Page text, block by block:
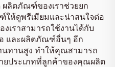
ผลิตภัณฑ์ของเราช่วยยก
ห้ดูพรีเมียมและน่าสนใจต่อ
เราสามารถใช้งานได้กับ
และผลิตภัณฑ์อื่นๆ อีก
ทานสูง ทำให้คุณสามารถ
ประเภทที่ลูกค้าของคุณผลิต